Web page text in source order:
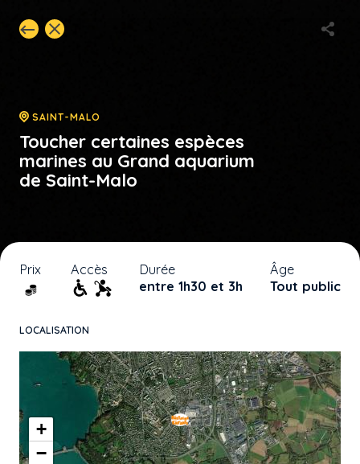
SAINT-MALO
Toucher certaines espèces
marines au Grand aquarium
de Saint-Malo
Prix Accès
Durée
entre 1h30 et 3h
Âge
Tout public
LOCALISATION
+
−